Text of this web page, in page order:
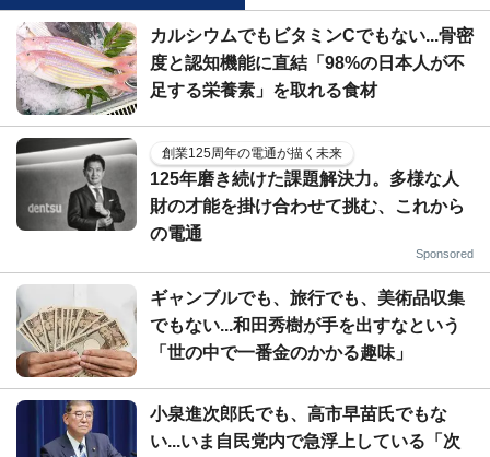
カルシウムでもビタミンCでもない...骨密
度と認知機能に直結「98%の日本人が不
足する栄養素」を取れる食材
創業125周年の電通が描く未来
125年磨き続けた課題解決力。多様な人
財の才能を掛け合わせて挑む、これから
の電通
Sponsored
ギャンブルでも、旅行でも、美術品収集
でもない...和田秀樹が手を出すなという
「世の中で一番金のかかる趣味」
小泉進次郎氏でも、高市早苗氏でもな
い...いま自民党内で急浮上している「次